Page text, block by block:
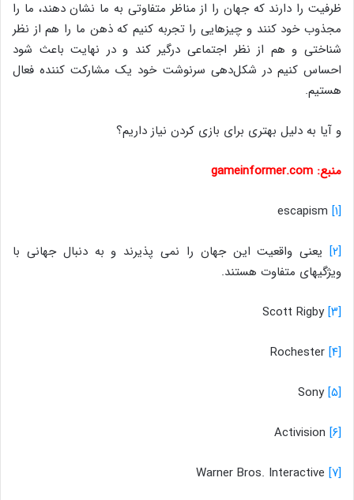
ظرفیت را دارند که جهان را از مناظر متفاوتی به ما نشان دهند، ما را
مجذوب خود کنند و چیزهایی را تجربه کنیم که ذهن ما را هم از نظر
شناختی و هم از نظر اجتماعی درگیر ‌کند و در نهایت باعث ‌شود
احساس کنیم در شکل‌دهی سرنوشت خود یک مشارکت‎ کننده فعال
هستیم.
و آیا به دلیل بهتری برای بازی کردن نیاز داریم؟
منبع: gameinformer.com
[۱]
[۲]
یعنی واقعیت این جهان را نمی پذیرند و به دنبال جهانی با
ویژگی‎های متفاوت هستند.
[۳] Scott Rigby
[۴]
[۵] Sony
[۶]
[۷]